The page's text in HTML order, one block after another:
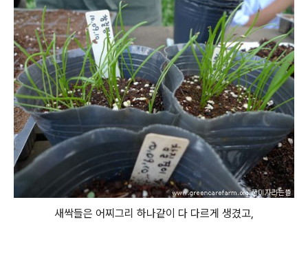
새싹들은 어찌그리 하나같이 다 다르게 생겼고,